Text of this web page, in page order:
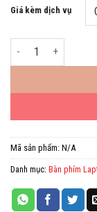
Giá kèm dịch vụ
Bàn phím Laptop
Mã sản phẩm: N/A
Danh mục: Bàn phím